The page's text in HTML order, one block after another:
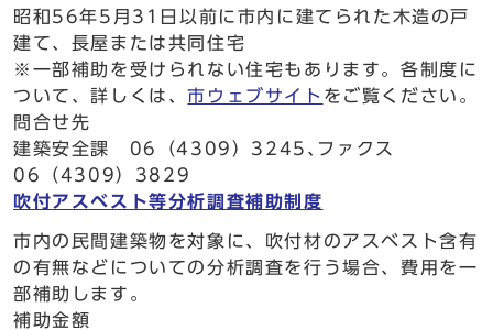
昭和56年5月31日以前に市内に建てられた木造の戸
建て、長屋または共同住宅
※一部補助を受けられない住宅もあります。各制度に
ついて、詳しくは、市ウェブサイト をご覧ください。
問合せ先
建築安全課 06（4309）3245､ファクス
06（4309）3829
吹付アスベスト等分析調査補助制度
市内の民間建築物を対象に、吹付材のアスベスト含有
の有無などについての分析調査を行う場合、費用を一
部補助します。
補助金額